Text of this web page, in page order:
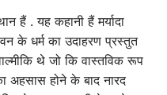
हैं . यह कहानी हैं मर्यादा
के धर्म का उदाहरण प्रस्तुत
थे जो कि वास्तविक रूप
होने के बाद नारद